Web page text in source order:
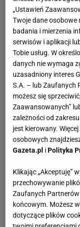
„Ustawień
Twoje dane osobowe
badania i mierzenia
serwisów i aplikacji
Tobie usług. W
danych nie wymaga
uzasadniony interes
S.A. – lub Zaufanych
możesz się
Zaawansowanych”
zależności od
jest kierowany.
osobowych
Gazeta.pl iPolityka
Klikając „Akceptuję”
przechowywanie
Zaufanych
końcowym. Możesz
dotyczące plików